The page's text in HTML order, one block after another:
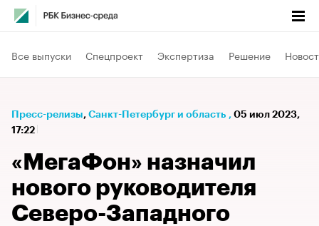
Все выпуски Спецпроект Экспертиза Решение
Пресс-релизы⁠, Санкт-Петербург и область , 05 июл 2023,
17:22
«МегаФон» назначил
нового руководителя
Северо-Западного